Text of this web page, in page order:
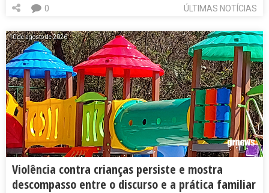
ÚLTIMAS NOTÍCIAS
0
10 de agosto de 2026
Violência contra crianças persiste e mostra
descompasso entre o discurso e a prática familiar